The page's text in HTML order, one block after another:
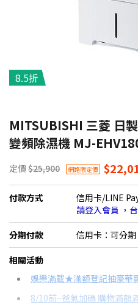
8.5折
MITSUBISHI 三菱 日
變頻除濕機 MJ-
定價 $25,900 網路限定價
付款方式
信用卡/LINE
請登入會員 ，
分期付款 信用卡：可分期
＊實際可分期數、適用利率，請
信用卡分期
分期數 每期
相關活動
娛樂滿載★滿額登記抽豪華
8/10前~爸氣加碼 購物滿額